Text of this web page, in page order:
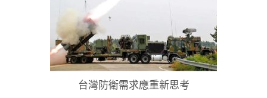
台灣防衛需求應重新思考